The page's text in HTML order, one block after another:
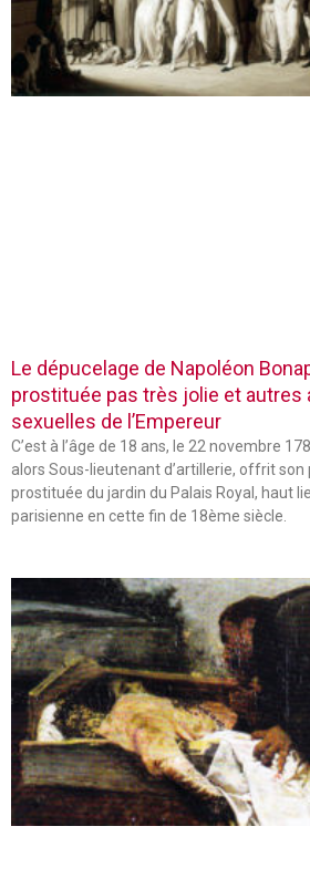
Le dépucelage de Napoléon
prostituée pas très jolie et autres
sexuelles de l’Empereur
C’est à l’âge de 18 ans, le 22 novembre
alors Sous-lieutenant d’artillerie, offrit son
prostituée du jardin du Palais Royal, haut
parisienne en cette fin de 18ème siècle.